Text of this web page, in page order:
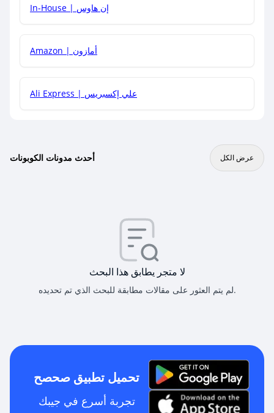
In-House | إن هاوس
Amazon | أمازون
Ali Express | علي إكسبريس
أحدث مدونات الكوبونات عرض الكل
لا متجر يطابق هذا البحث
لم يتم العثور على مقالات مطابقة للبحث الذي تم تحديده.
تحميل تطبيق صحصح
تجربة أسرع في جيبك